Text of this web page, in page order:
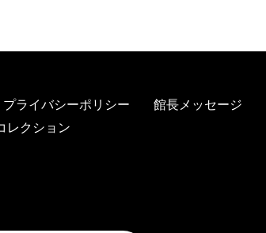
プライバシーポリシー 館長メッセージ
レクション